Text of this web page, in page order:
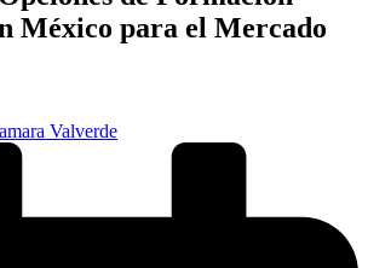
México para el Mercado
Valverde